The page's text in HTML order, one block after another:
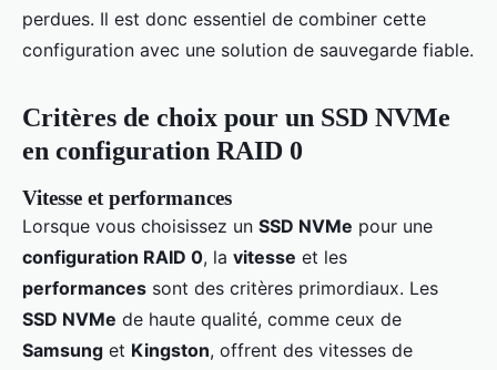
perdues. Il est donc essentiel de combiner cette
configuration avec une solution de sauvegarde fiable.
Critères de choix pour un SSD NVMe
en configuration RAID 0
Vitesse et performances
Lorsque vous choisissez un SSD NVMe pour une
configuration RAID 0, la vitesse et les
performances sont des critères primordiaux. Les
SSD NVMe de haute qualité, comme ceux de
Samsung et Kingston, offrent des vitesses de